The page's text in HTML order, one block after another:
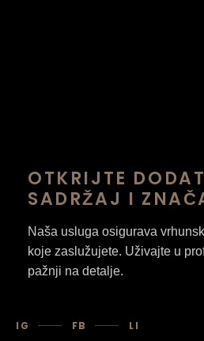
OTKRIJTE
SADRŽAJ I
Naša usluga osigurava
koje zaslužujete. Uživajte u
pažnji na detalje.
IG FB LI